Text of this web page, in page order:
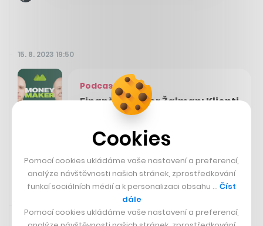
15. 8. 2023 19:50
Podcast
Finančník Lubor Žalman: Klienti
mi svěřují 50 a víc milionů, je to
Cookies
Pomocí cookies ukládáme vaše nastavení a preferencí,
analýze návštěvnosti našich stránek, zprostředkování
funkcí sociálních médií a k personalizaci obsahu … Číst
dále
Pomocí cookies ukládáme vaše nastavení a preferencí,